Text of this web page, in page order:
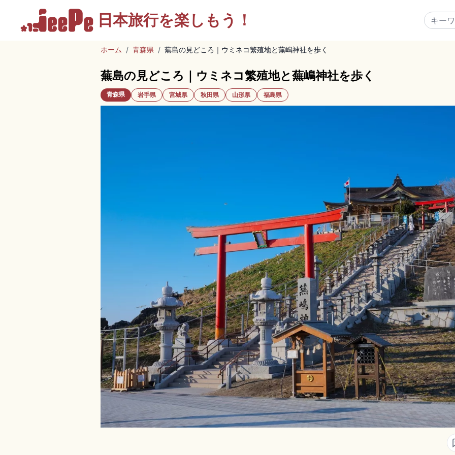
日本旅行を楽しもう！
ホーム / 青森県 / 蕪島の見どころ｜ウミネコ繁殖地と蕪嶋神社を歩く
蕪島の見どころ｜ウミネコ繁殖地と蕪嶋神社を歩く
青森県 岩手県 宮城県 秋田県 山形県 福島県